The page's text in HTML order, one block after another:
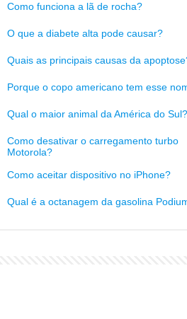
Como funciona a lã de rocha?
O que a diabete alta pode causar?
Quais as principais causas da
Porque o copo americano tem esse
Qual o maior animal da América do Sul?
Como desativar o carregamento turbo
Motorola?
Como aceitar dispositivo no iPhone?
Qual é a octanagem da gasolina